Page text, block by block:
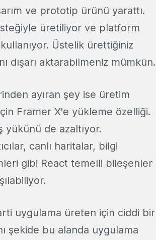
ve prototip ürünü yarattı.
üretiliyor ve platform
Üstelik ürettiğiniz
dışarı aktarabilmeniz mümkün.
ayıran şey ise üretim
Framer X'e yükleme özelliği.
yükünü de azaltıyor.
canlı haritalar, bilgi
gibi React temelli bileşenler
uygulama üreten için ciddi bir
şekide bu alanda uygulama